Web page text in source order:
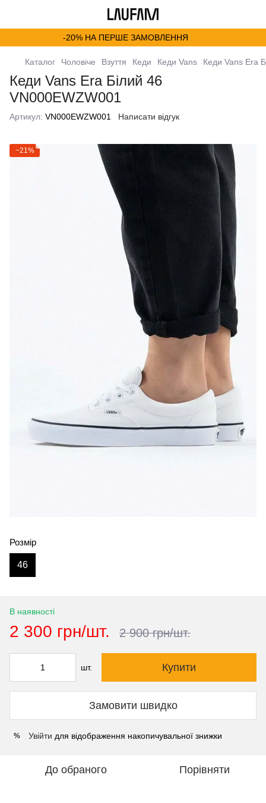
-20% НА ПЕРШЕ ЗАМОВЛЕННЯ
Каталог Чоловіче Взуття Кеди Кеди Vans Кеди Vans Era
Кеди Vans Era Білий 46
VN000EWZW001
Артикул: VN000EWZW001 Написати відгук
−21%
Розмір
46
В наявності
2 300 грн/шт. 2 900 грн/шт.
шт. Купити
Замовити швидко
% Увійти для відображення накопичувальної знижки
До обраного Порівняти